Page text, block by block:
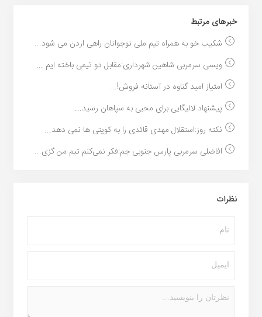
خبر‌های مرتبط
شکیب خو به همراه تیم ملی نوجوانان راهی اردن می شود...
ویسی سرمربی شاهین شهرداری:مقابل دو تیمی باخته ایم ...
امتیاز امید گناوه در آستانه فروش!...
پیشنهاد لالیگایی برای محبی به سپاهان رسید...
نکته روز:استقلال مهدی قائدی را به کویتی ها نمی دهد...
افاضلی سرمربی پارس جنوبی جم:فکر نمی‌کنم تیم من گزی...
نظرات